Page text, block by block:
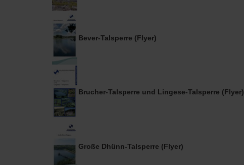
Bever-Talsperre (Flyer)
Brucher-Talsperre und Lingese-Talsperre (Flyer)
Große Dhünn-Talsperre (Flyer)